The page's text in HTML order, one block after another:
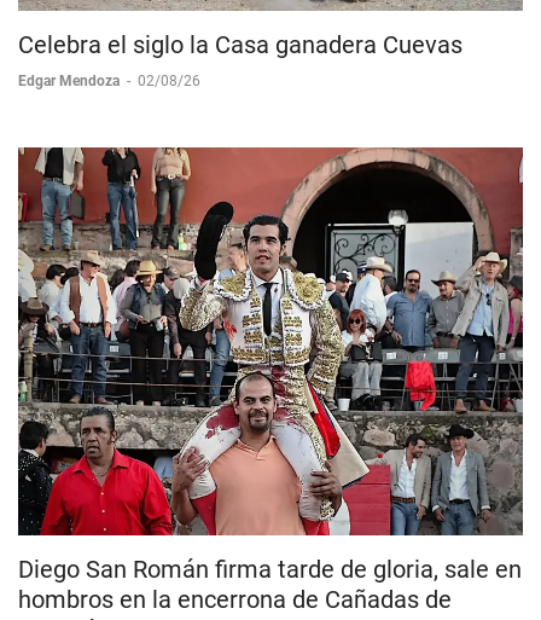
Celebra el siglo la Casa ganadera Cuevas
Edgar Mendoza 02/08/26
Diego San Román firma tarde de gloria, sale en
hombros en la encerrona de Cañadas de
Obregón